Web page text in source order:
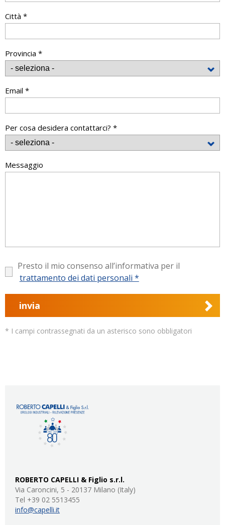
Città *
Provincia *
Email *
Per cosa desidera contattarci? *
Messaggio
Presto il mio consenso all’informativa per il
trattamento dei dati personali *
invia
* I campi contrassegnati da un asterisco sono obbligatori
ROBERTO CAPELLI & Figlio s.r.l.
Via Caroncini, 5 - 20137 Milano (Italy)
Tel +39 02 5513455
info@capelli.it